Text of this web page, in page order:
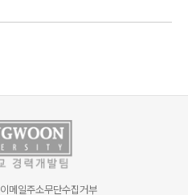
이메일주소무단수집거부